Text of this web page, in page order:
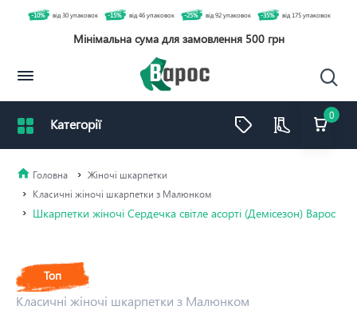
0
-10% від 30 упаковок -15% від 46 упаковок -25% від 92 упаковок -35% від 175 упаковок
Мінімальна сума для замовлення 500 грн
Жіночі шкарпетки
Класичні жіночі шкарпетки з Малюнком
Шкарпетки жіночі Сердечка світле асорті (Демісезон) Варос
Топ
Класичні жіночі шкарпетки з Малюнком